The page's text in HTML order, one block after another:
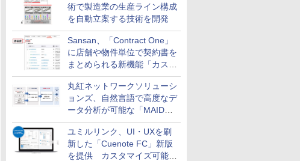
術で製造業の生産ライン構成
を自動立案する技術を開発
Sansan、「Contract One」
に店舗や物件単位で契約書を
まとめられる新機能「カスタ
ム契約ツリー」を追加
丸紅ネットワークソリューシ
ョンズ、自然言語で高度なデ
ータ分析が可能な「MAIDOA
AI ASSIST」を9月より提供
ユミルリンク、UI・UXを刷
新した「Cuenote FC」新版
を提供 カスタマイズ可能な